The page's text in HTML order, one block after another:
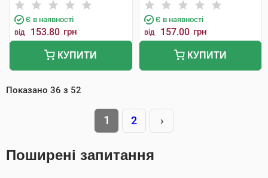
Є в наявності
від 153.80 грн
КУПИТИ
Є в наявності
від 157.00 грн
КУПИТИ
Показано 36 з 52
1 2 ›
Поширені запитання